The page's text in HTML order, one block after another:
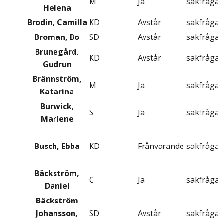
Helena
Brodin, Camilla KD Avstår
Broman, Bo
SD Avstår
Brunegård,
Gudrun
KD Avstår
Brännström,
Katarina
M Ja
Burwick,
Marlene
S Ja
Busch, Ebba KD Frånvarande
Bäckström,
Daniel
C Ja
Bäckström
Johansson,
SD Avstår